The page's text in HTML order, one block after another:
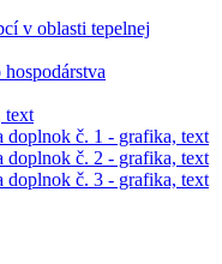
v oblasti tepelnej
text
doplnok č. 1 - grafika, text
doplnok č. 2 - grafika, text
doplnok č. 3 - grafika, text